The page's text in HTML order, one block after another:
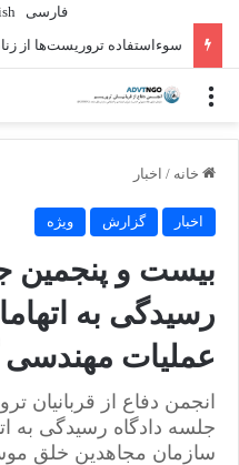
فارسی
سوءاستفاده تروریست‌ها از
منو
خانه / اخبار
اخبار گزارش ویژه
بیست و پنجمین
رسیدگی به
عملیات مهندسی
انجمن دفاع از قربانیان
سازمان مجاهدین خلق